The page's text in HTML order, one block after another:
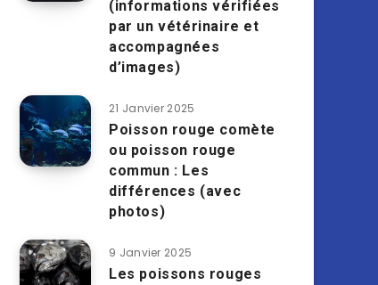
(informations vérifiées
par un vétérinaire et
accompagnées
d’images)
21 Janvier 2025
Poisson rouge comète
ou poisson rouge
commun : Les
différences (avec
photos)
9 Janvier 2025
Les poissons rouges